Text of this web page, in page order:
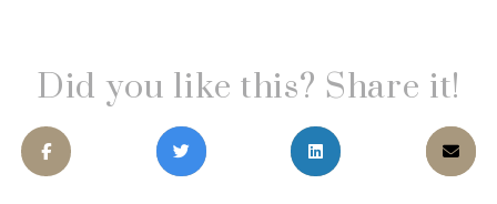
Did you like this? Share it!